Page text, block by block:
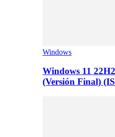
Windows
Windows 11
(Versión Final)